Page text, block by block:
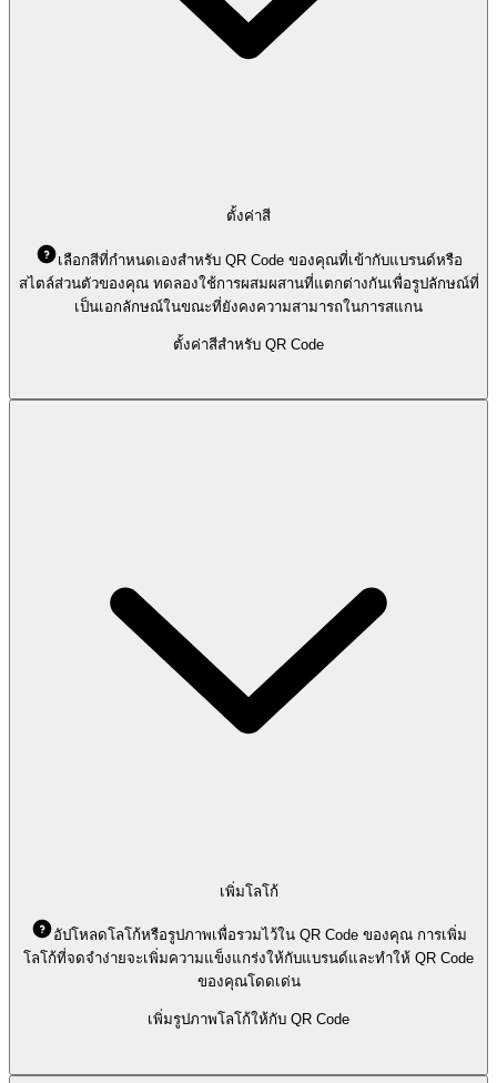
ตั้งค่าสี
เลือกสีที่กำหนดเองสำหรับ QR Code ของคุณที่เข้ากับแบรนด์หรือ
สไตล์ส่วนตัวของคุณ ทดลองใช้การผสมผสานที่แตกต่างกันเพื่อรูปลักษณ์ที่
เป็นเอกลักษณ์ในขณะที่ยังคงความสามารถในการสแกน
ตั้งค่าสีสำหรับ QR Code
เพิ่มโลโก้
อัปโหลดโลโก้หรือรูปภาพเพื่อรวมไว้ใน QR Code ของคุณ การเพิ่ม
โลโก้ที่จดจำง่ายจะเพิ่มความแข็งแกร่งให้กับแบรนด์และทำให้ QR Code
ของคุณโดดเด่น
เพิ่มรูปภาพโลโก้ให้กับ QR Code